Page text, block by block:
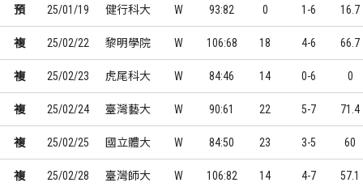
預 25/01/19 健行科大 W 93:82 0 1-6 16.7
複 25/02/22 黎明學院 W 106:68 18 4-6 66.7
複 25/02/23 虎尾科大 W 84:46 14 0-6 0
複 25/02/24 臺灣藝大 W 90:61 22 5-7 71.4
複 25/02/25 國立體大 W 84:50 23 3-5 60
複 25/02/28 臺灣師大 W 106:82 14 4-7 57.1